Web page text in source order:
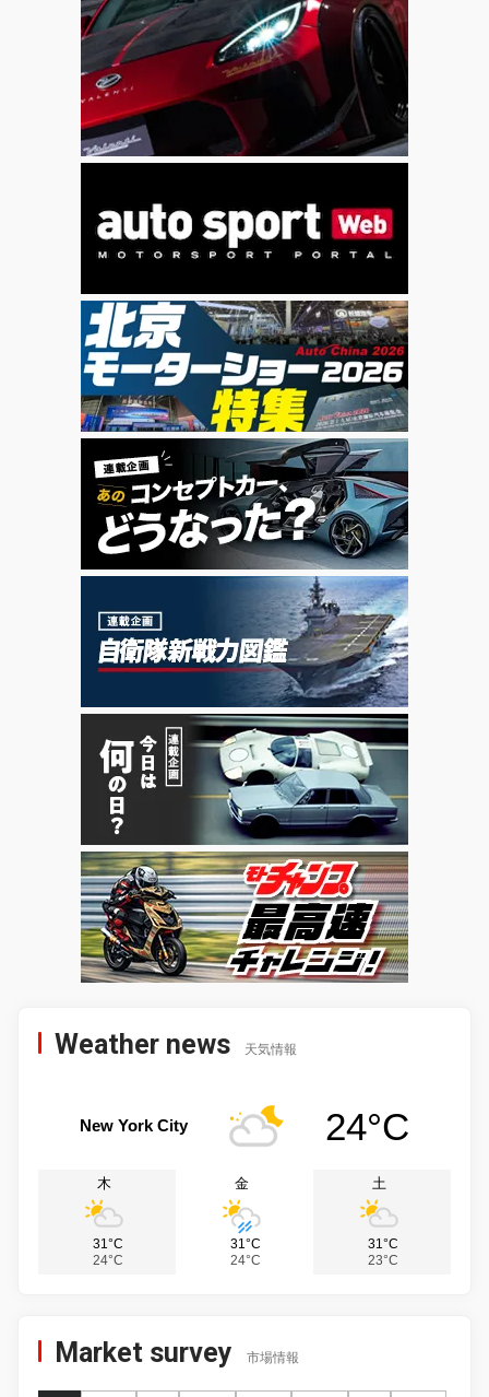
Weather news 天気情報
New York City 24°C
木
31°C
24°C
金
31°C
24°C
土
31°C
23°C
Market survey 市場情報